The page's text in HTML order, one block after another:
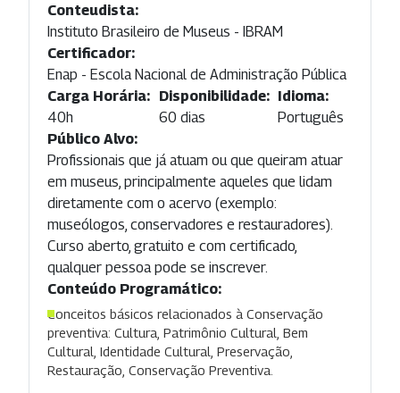
Conteudista:
Instituto Brasileiro de Museus - IBRAM
Certificador:
Enap - Escola Nacional de Administração Pública
Carga Horária:
40h
Disponibilidade:
60 dias
Idioma:
Português
Público Alvo:
Profissionais que já atuam ou que queiram atuar
em museus, principalmente aqueles que lidam
diretamente com o acervo (exemplo:
museólogos, conservadores e restauradores).
Curso aberto, gratuito e com certificado,
qualquer pessoa pode se inscrever.
Conteúdo Programático:
Conceitos básicos relacionados à Conservação
preventiva: Cultura, Patrimônio Cultural, Bem
Cultural, Identidade Cultural, Preservação,
Restauração, Conservação Preventiva.